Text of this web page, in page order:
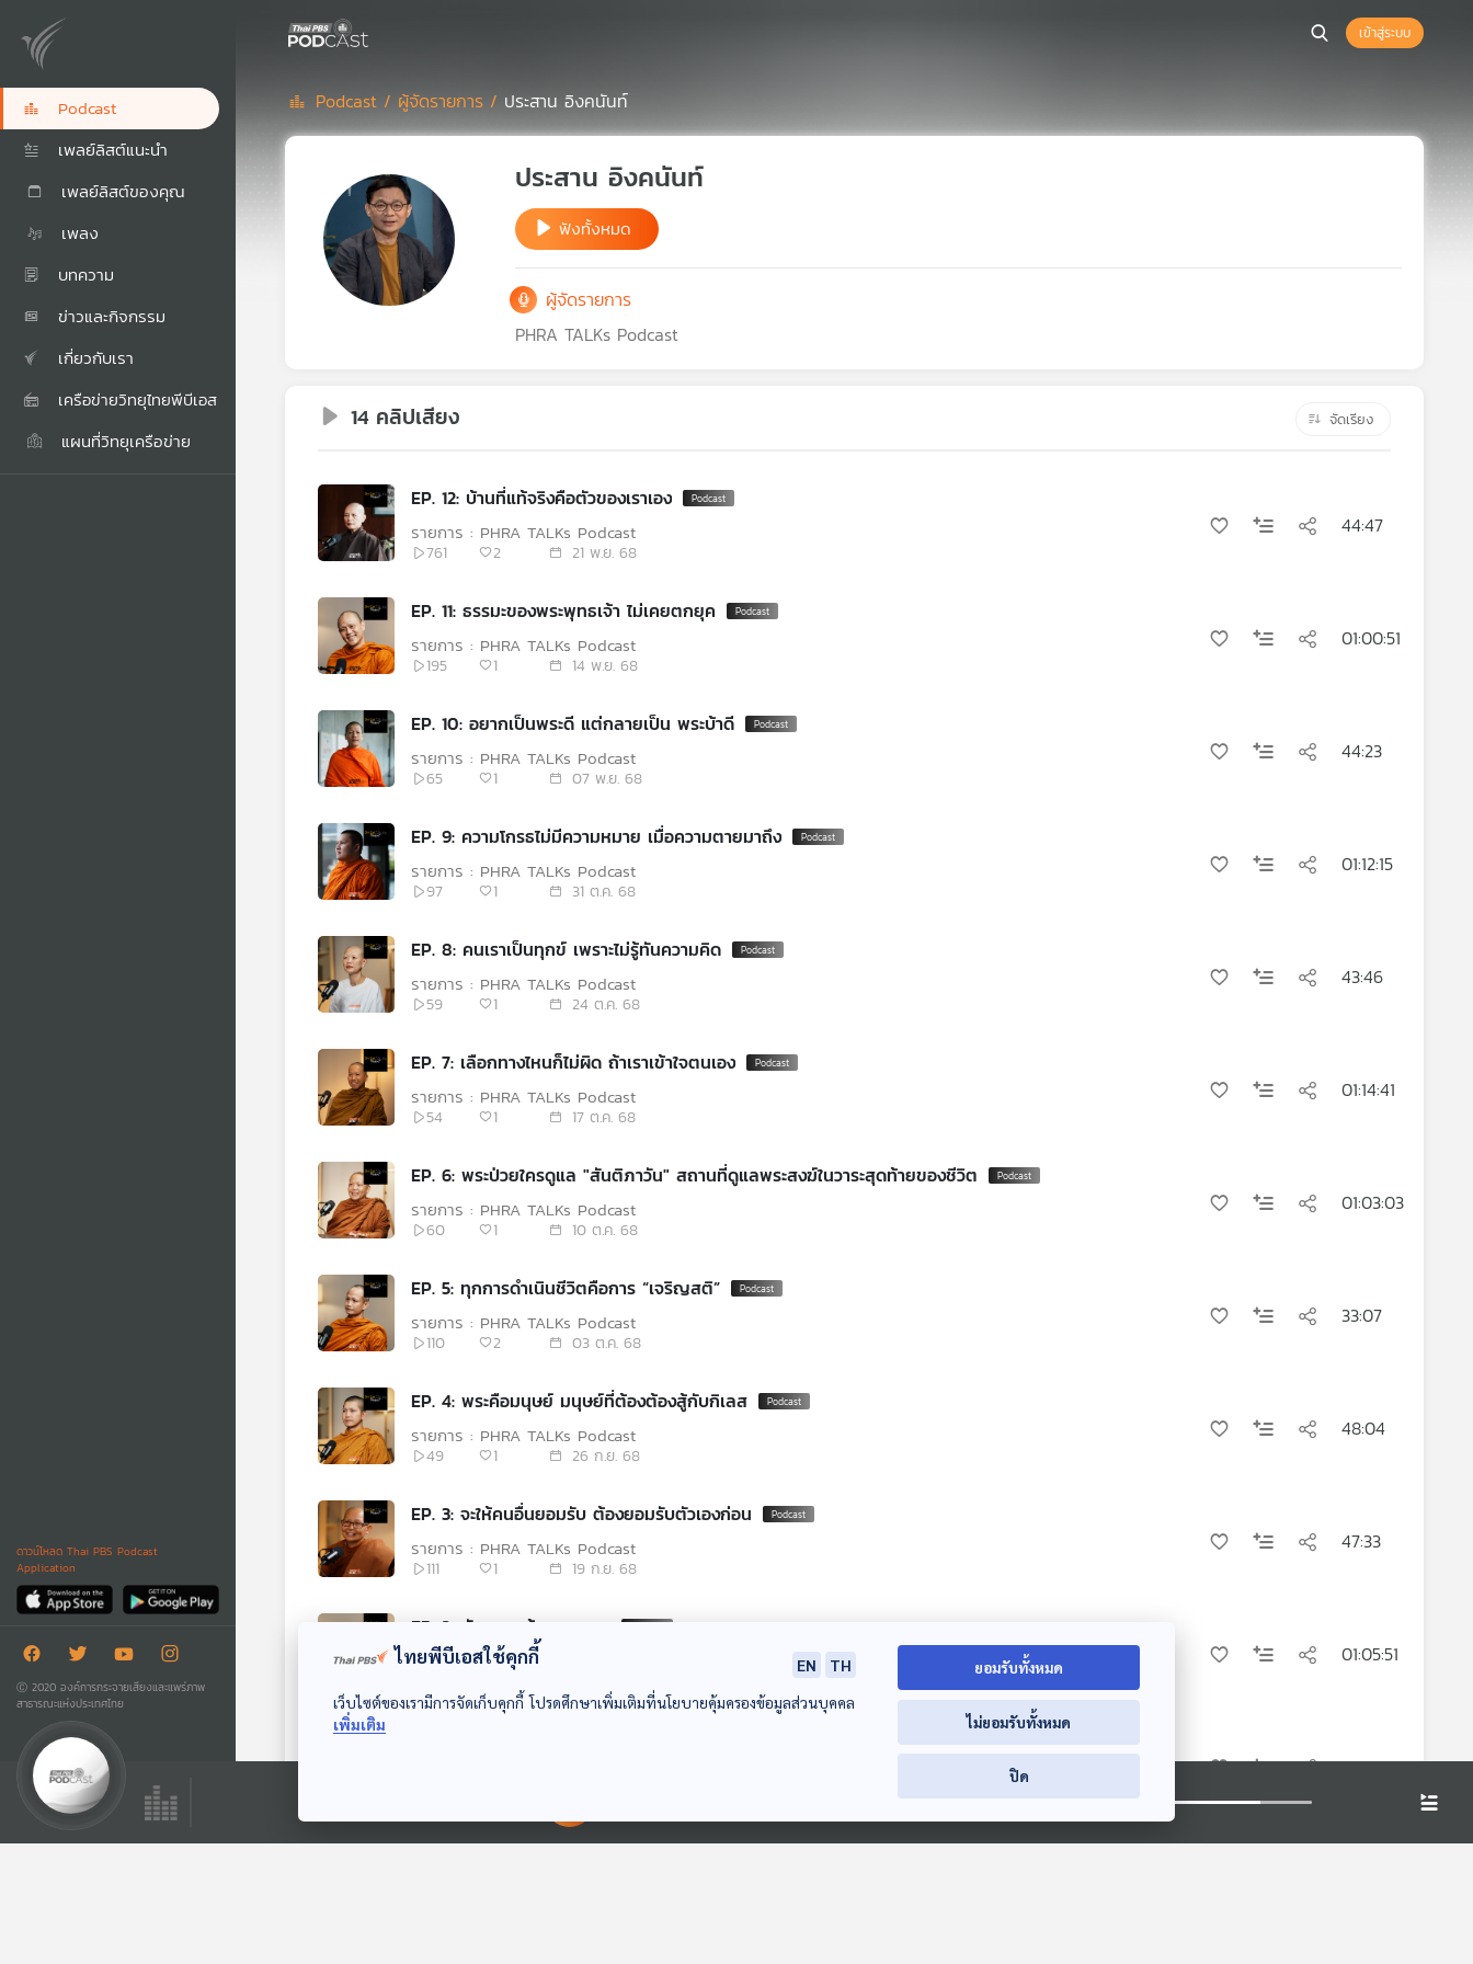
Podcast
เพลย์ลิสต์แนะนำ
เพลย์ลิสต์ของคุณ
เพลง
บทความ
ข่าวและกิจกรรม
เกี่ยวกับเรา
เครือข่ายวิทยุไทยพีบีเอส
แผนที่วิทยุเครือข่าย
ดาวน์โหลด Thai PBS Podcast
Application
Ⓒ 2020 องค์การกระจายเสียงและแพร่ภาพ
สาธารณะแห่งประเทศไทย
เข้าสู่ระบบ
Podcast / ผู้จัดรายการ / ประสาน อิงคนันท์
ประสาน อิงคนันท์
ฟังทั้งหมด
ผู้จัดรายการ
PHRA TALKs Podcast
14 คลิปเสียง จัดเรียง
EP. 12: บ้านที่แท้จริงคือตัวของเราเอง
761 2 21 พ.ย. 68
รายการ : PHRA TALKs Podcast 44:47
EP. 11: ธรรมะของพระพุทธเจ้า ไม่เคยตกยุค
195 1 14 พ.ย. 68
รายการ : PHRA TALKs Podcast 01:00:51
EP. 10: อยากเป็นพระดี แต่กลายเป็น พระบ้าดี
65 1 07 พ.ย. 68
รายการ : PHRA TALKs Podcast 44:23
EP. 9: ความโกรธไม่มีความหมาย เมื่อความตายมาถึง
97 1 31 ต.ค. 68
รายการ : PHRA TALKs Podcast 01:12:15
EP. 8: คนเราเป็นทุกข์ เพราะไม่รู้ทันความคิด
59 1 24 ต.ค. 68
รายการ : PHRA TALKs Podcast 43:46
EP. 7: เลือกทางไหนก็ไม่ผิด ถ้าเราเข้าใจตนเอง
54 1 17 ต.ค. 68
รายการ : PHRA TALKs Podcast 01:14:41
EP. 6: พระป่วยใครดูแล "สันติภาวัน" สถานที่ดูแลพระสงฆ์ในวาระสุดท้ายของชีวิต
60 1 10 ต.ค. 68
รายการ : PHRA TALKs Podcast 01:03:03
EP. 5: ทุกการดำเนินชีวิตคือการ “เจริญสติ”
110 2 03 ต.ค. 68
รายการ : PHRA TALKs Podcast 33:07
EP. 4: พระคือมนุษย์ มนุษย์ที่ต้องต้องสู้กับกิเลส
49 1 26 ก.ย. 68
รายการ : PHRA TALKs Podcast 48:04
EP. 3: จะให้คนอื่นยอมรับ ต้องยอมรับตัวเองก่อน
111 1 19 ก.ย. 68
รายการ : PHRA TALKs Podcast 47:33
EP. 2: ตักบาตรต้องถามพระ
รายการ : PHRA TALKs Podcast 01:05:51
53:11
EP. 1593: กระรอกน้อยในคืนที่ไฟดับ
00:00:00
ไทยพีบีเอสใช้คุกกี้ EN
TH
เว็บไซต์ของเรามีการจัดเก็บคุกกี้ โปรดศึกษาเพิ่มเติมที่นโยบายคุ้มครองข้อมูลส่วนบุคคล
เพิ่มเติม
ยอมรับทั้งหมด
ไม่ยอมรับทั้งหมด
ปิด